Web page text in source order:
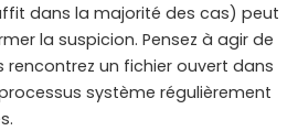
dans la majorité des cas) peut
la suspicion. Pensez à agir de
rencontrez un fichier ouvert dans
système régulièrement